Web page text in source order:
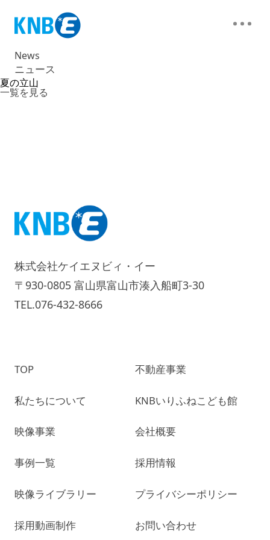
News
ニュース
夏の立山
一覧を見る
株式会社ケイエヌビィ・イー
〒930-0805 富山県富山市湊入船町3-30
TEL.076-432-8666
TOP
私たちについて
映像事業
事例一覧
映像ライブラリー
採用動画制作
不動産事業
KNBいりふねこども館
会社概要
採用情報
プライバシーポリシー
お問い合わせ